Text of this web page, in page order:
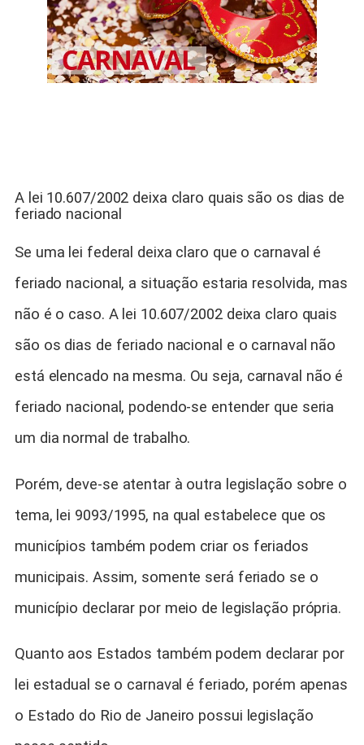
A lei 10.607/2002 deixa claro quais são os dias de
feriado nacional
Se uma lei federal deixa claro que o carnaval é
feriado nacional, a situação estaria resolvida, mas
não é o caso. A lei 10.607/2002 deixa claro quais
são os dias de feriado nacional e o carnaval não
está elencado na mesma. Ou seja, carnaval não é
feriado nacional, podendo-se entender que seria
um dia normal de trabalho.
Porém, deve-se atentar à outra legislação sobre o
tema, lei 9093/1995, na qual estabelece que os
municípios também podem criar os feriados
municipais. Assim, somente será feriado se o
município declarar por meio de legislação própria.
Quanto aos Estados também podem declarar por
lei estadual se o carnaval é feriado, porém apenas
o Estado do Rio de Janeiro possui legislação